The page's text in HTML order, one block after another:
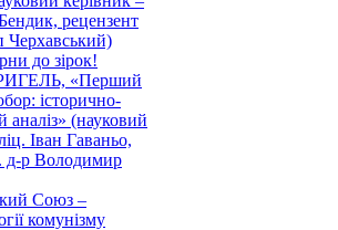
рецензент
Черхавський)
до зірок!
«Перший
історично-
аналіз» (науковий
Іван Гаваньо,
д-р Володимир
Союз –
комунізму